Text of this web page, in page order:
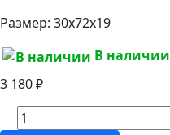
Размер: 30x72x19
В наличии
3 180 ₽